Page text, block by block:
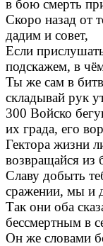
в бою смерть
Скоро назад от
дадим и совет,
Если
подскажем, в
Ты же сам в
складывай рук
300 Войско
их града, его
Гектора жизни
возвращайся из
Славу добыть
сражении, мы и
Так они оба
бессмертным в
Он же словами